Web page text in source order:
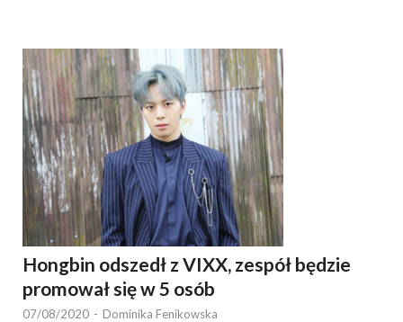
Hongbin odszedł z VIXX, zespół będzie
promował się w 5 osób
07/08/2020 - Dominika Fenikowska